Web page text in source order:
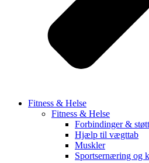
Fitness & Helse
Fitness & Helse
Forbindinger &
Hjælp til vægttab
Muskler
Sportsernæring og